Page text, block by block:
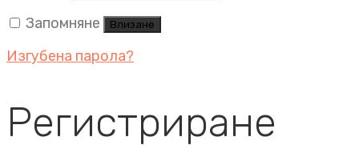
Запомняне
Влизане
Изгубена парола?
Регистриране